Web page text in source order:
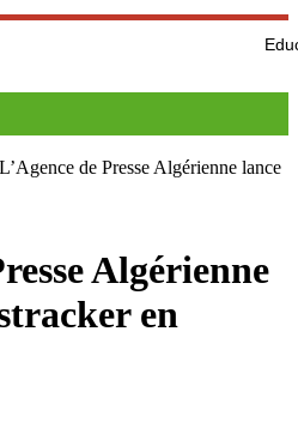
Education
L’Agence de Presse Algérienne lance
Algérienne
en